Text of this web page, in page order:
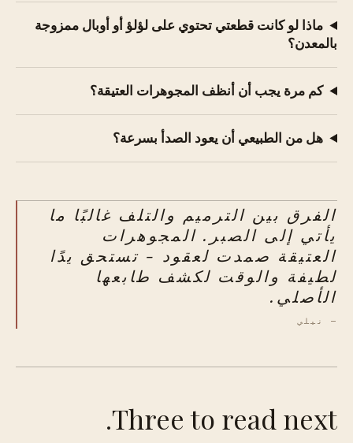
ماذا لو كانت قطعتي تحتوي على لؤلؤ أو أوبال ممزوجة
بالمعدن؟
كم مرة يجب أن أنظف المجوهرات العتيقة؟
هل من الطبيعي أن يعود الصدأ بسرعة؟
الفرق بين الترميم والتلف غالبًا ما
يأتي إلى الصبر. المجوهرات
العتيقة صمدت لعقود - تستحق يدًا
لطيفة والوقت لكشف طابعها
الأصلي.
— نيلي
Three to read next.